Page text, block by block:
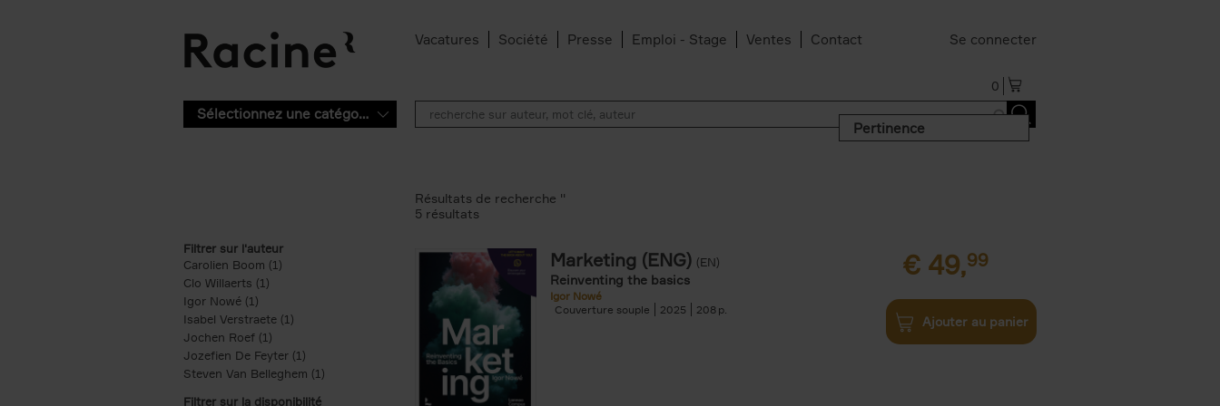
Vacatures Société Presse Emploi - Stage Ventes Contact Se connecter
0
Sélectionnez une catégorie
Pertinence
Filtrer sur l'auteur
Carolien Boom (1)
Clo Willaerts (1)
Igor Nowé (1)
Isabel Verstraete (1) Apply Isabel Verstraete filter
Jochen Roef (1)
Jozefien De Feyter (1) Apply Jozefien De Feyter filter
Steven Van Belleghem (1) Apply Steven Van Belleghem filter
Filtrer sur la disponibilité
Résultats de recherche ''
5 résultats
Marketing (ENG) (EN)
Reinventing the basics
Igor Nowé
Couverture souple
2025 208
€ 49,99
Ajouter au panier